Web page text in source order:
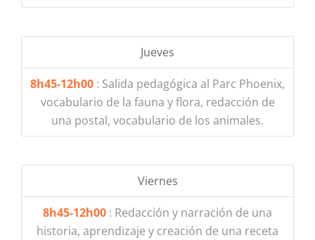
Jueves
8h45-12h00 : Salida pedagógica al Parc Phoenix,
vocabulario de la fauna y flora, redacción de
una postal, vocabulario de los animales.
Viernes
8h45-12h00 : Redacción y narración de una
historia, aprendizaje y creación de una receta